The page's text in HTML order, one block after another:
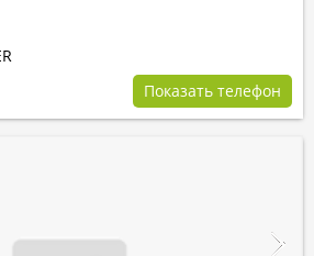
Показать телефон